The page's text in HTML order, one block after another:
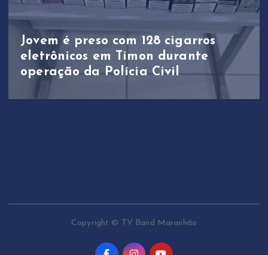
Jovem é preso com 128 cigarros
eletrônicos em Timon durante
operação da Polícia Civil
Copyright © TV Band Maranhão